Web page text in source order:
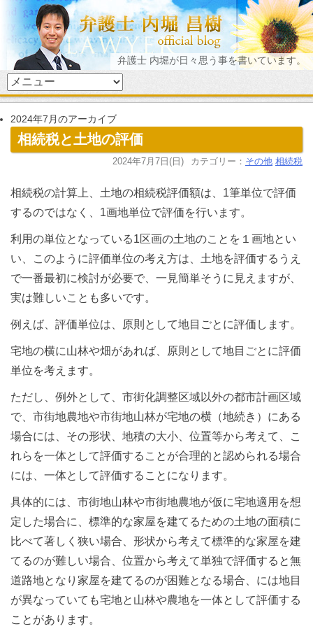
弁護士 内堀が日々思う事を書いています。
2024年7月のアーカイブ
相続税と土地の評価
2024年7月7日(日) カテゴリー： その他 相続税
相続税の計算上、土地の相続税評価額は、1筆単位で評価
するのではなく、1画地単位で評価を行います。
利用の単位となっている1区画の土地のことを１画地とい
い、このように評価単位の考え方は、土地を評価するうえ
で一番最初に検討が必要で、一見簡単そうに見えますが、
実は難しいことも多いです。
例えば、評価単位は、原則として地目ごとに評価します。
宅地の横に山林や畑があれば、原則として地目ごとに評価
単位を考えます。
ただし、例外として、市街化調整区域以外の都市計画区域
で、市街地農地や市街地山林が宅地の横（地続き）にある
場合には、その形状、地積の大小、位置等から考えて、こ
れらを一体として評価することが合理的と認められる場合
には、一体として評価することになります。
具体的には、市街地山林や市街地農地が仮に宅地適用を想
定した場合に、標準的な家屋を建てるための土地の面積に
比べて著しく狭い場合、形状から考えて標準的な家屋を建
てるのが難しい場合、位置から考えて単独で評価すると無
道路地となり家屋を建てるのが困難となる場合、には地目
が異なっていても宅地と山林や農地を一体として評価する
ことがあります。